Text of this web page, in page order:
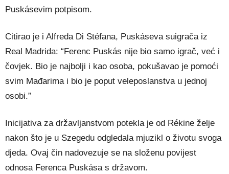
Puskásevim potpisom.
Citirao je i Alfreda Di Stéfana, Puskáseva suigrača iz
Real Madrida: “Ferenc Puskás nije bio samo igrač, već i
čovjek. Bio je najbolji i kao osoba, pokušavao je pomoći
svim Mađarima i bio je poput veleposlanstva u jednoj
osobi.”
Inicijativa za državljanstvom potekla je od Rékine želje
nakon što je u Szegedu odgledala mjuzikl o životu svoga
djeda. Ovaj čin nadovezuje se na složenu povijest
odnosa Ferenca Puskása s državom.